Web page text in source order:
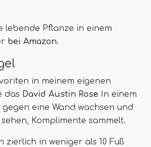
lebende Pflanze in einem
bei Amazon.
in meinem eigenen
das David Austin Rose In einem
eine Wand wachsen und
Komplimente sammelt.
zierlich in weniger als 10 Fuß